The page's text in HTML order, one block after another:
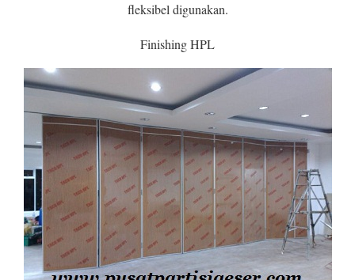
fleksibel digunakan.
Finishing HPL